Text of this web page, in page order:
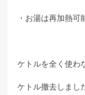
・お湯は再加熱可
ケトルを全く使わ
ケトル撤去しまし